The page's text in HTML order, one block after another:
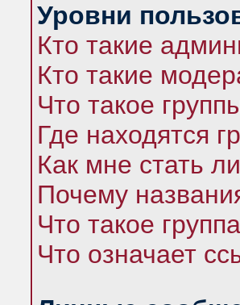
Уровни
Кто такие
Кто такие
Что такое
Где находятся
Как мне стать
Почему
Что такое
Что означает